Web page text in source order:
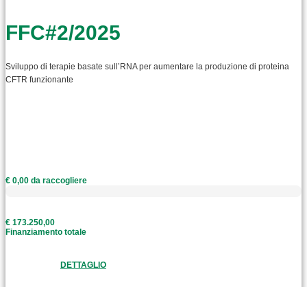
FFC#2/2025
Sviluppo di terapie basate sull’RNA per aumentare la produzione di proteina
CFTR funzionante
€ 0,00 da raccogliere
€ 173.250,00
Finanziamento totale
DETTAGLIO